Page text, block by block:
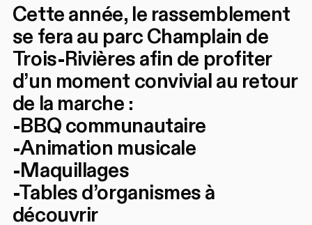
Cette année, le rassemblement
se fera au parc Champlain de
Trois-Rivières afin de profiter
d’un moment convivial au retour
de la marche :
-BBQ communautaire
-Animation musicale
-Maquillages
-Tables d’organismes à
découvrir